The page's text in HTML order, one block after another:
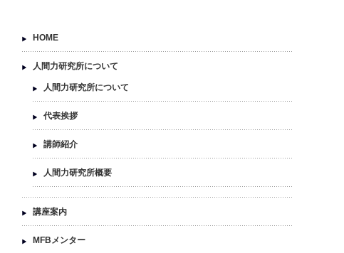
HOME
人間力研究所について
人間力研究所について
代表挨拶
講師紹介
人間力研究所概要
講座案内
MFBメンター